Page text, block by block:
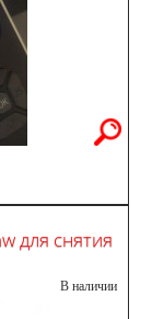
для снятия
В наличии